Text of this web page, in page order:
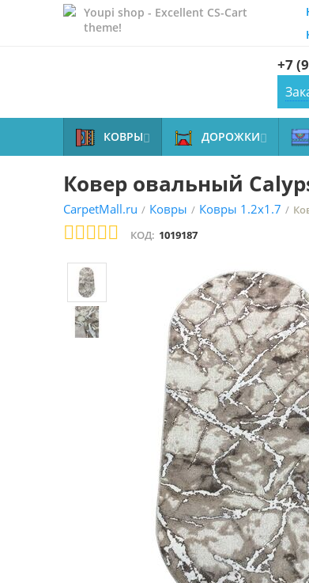
Youpi shop - Excellent CS-Cart
theme!
+7
КОВРЫ ДОРОЖКИ
Ковер овальный
CarpetMall.ru / Ковры / Ковры 1.2x1.7 /
КОД: 1019187